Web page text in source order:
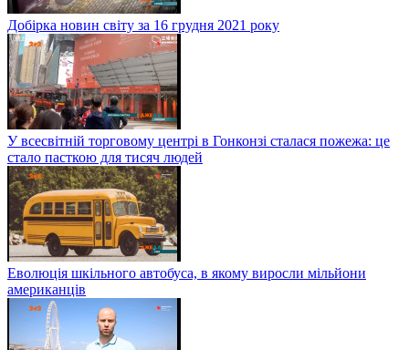
Добірка новин світу за 16 грудня 2021 року
У всесвітній торговому центрі в Гонконзі сталася пожежа: це
стало пасткою для тисяч людей
Еволюція шкільного автобуса, в якому виросли мільйони
американців